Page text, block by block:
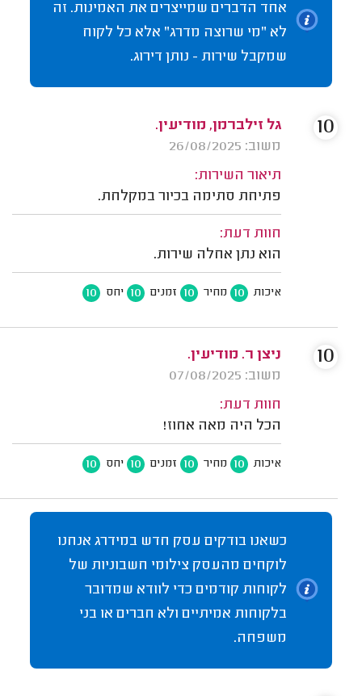
אחד הדברים שמייצרים את האמינות. זה
לא "מי שרוצה מדרג" אלא כל לקוח
שמקבל שירות - נותן דירוג.
גל זילברמן, מודיעין.
משוב: 26/08/2025
תיאור השירות:
פתיחת סתימה בכיור במקלחת.
חוות דעת:
הוא נתן אחלה שירות.
איכות 10 מחיר 10 זמנים 10 יחס 10
10
ניצן ר. מודיעין.
משוב: 07/08/2025
חוות דעת:
הכל היה מאה אחוז!
איכות 10 מחיר 10 זמנים 10 יחס 10
10
כשאנו בודקים עסק חדש במידרג אנחנו
לוקחים מהעסק צילומי חשבוניות של
לקוחות קודמים כדי לוודא שמדובר
בלקוחות אמיתיים ולא חברים או בני
משפחה.